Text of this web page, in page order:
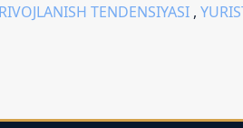
TENDENSIYASI ,